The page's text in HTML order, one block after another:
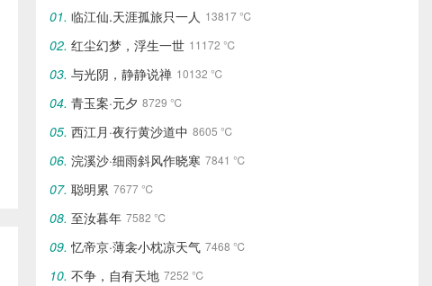
临江仙.天涯孤旅只一人 13817 ℃
红尘幻梦，浮生一世 11172 ℃
与光阴，静静说禅 10132 ℃
青玉案·元夕 8729 ℃
西江月·夜行黄沙道中 8605 ℃
浣溪沙·细雨斜风作晓寒 7841 ℃
聪明累 7677 ℃
至汝暮年 7582 ℃
忆帝京·薄衾小枕凉天气 7468 ℃
不争，自有天地 7252 ℃